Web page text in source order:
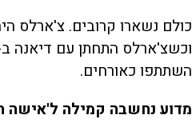
כולם נשארו קרובים. צ'ארלס
השתתפו כאורחים.
מדוע נחשבה קמילה ל'אישה